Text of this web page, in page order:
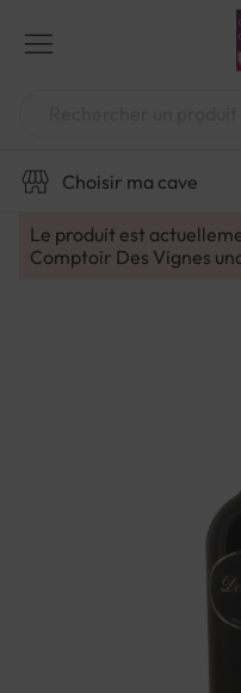
contenu
Choisir ma cave
Le produit est
Comptoir Des Vignes